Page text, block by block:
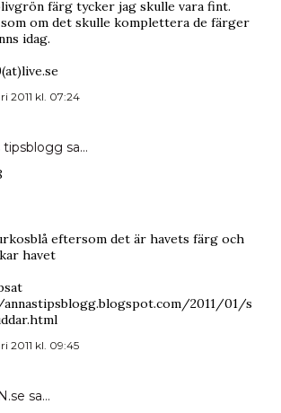
färg tycker jag skulle vara fint.
som om det skulle komplettera de färger
idag.
2011 kl. 07:24
tipsblogg sa…
eftersom det är havets färg och
havet
2011/01/s
2011 kl. 09:45
sa…